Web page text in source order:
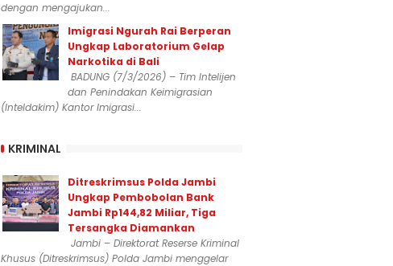
dengan mengajukan...
Imigrasi Ngurah Rai Berperan
Ungkap Laboratorium Gelap
Narkotika di Bali
BADUNG (7/3/2026) – Tim Intelijen
dan Penindakan Keimigrasian
(Inteldakim) Kantor Imigrasi...
KRIMINAL
Ditreskrimsus Polda Jambi
Ungkap Pembobolan Bank
Jambi Rp144,82 Miliar, Tiga
Tersangka Diamankan
Jambi – Direktorat Reserse Kriminal
Khusus (Ditreskrimsus) Polda Jambi menggelar